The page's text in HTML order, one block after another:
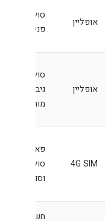
אופליין
סוללה
פנימית
אופליין
סוללת
גיבוי
מורחבת
4G SIM
פאנל
סולארי
וסוללה
חשמל